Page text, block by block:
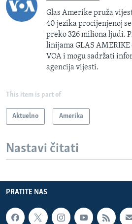
Glas Amerike pruža
40 jezika procijenjenoj
preko 326 miliona ljudi.
linijama GLAS
VOA i mogu sadržati
agencija vijesti.
This item is part of
Aktuelno Amerika
Nastavi čitati
PRATITE NAS